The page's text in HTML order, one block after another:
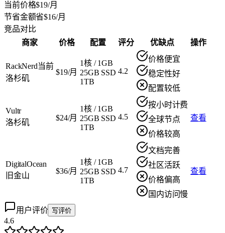
当前价格$19/月
节省金额省$16/月
竞品对比
商家
价格 配置 评分 优缺点 操作
RackNerd当前
洛杉矶
$19/月
1核/1GB
25GB SSD
1TB
4.2
价格便宜
稳定性好
配置较低
Vultr
洛杉矶
$24/月
1核/1GB
25GB SSD
1TB
4.5
按小时计费
全球节点
价格较高
查看
DigitalOcean
旧金山
$36/月
1核/1GB
25GB SSD
1TB
4.7
文档完善
社区活跃
价格偏高
国内访问慢
查看
用户评价 写评价
4.6